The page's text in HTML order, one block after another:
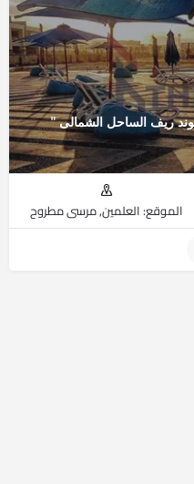
الموقع: العلمين, مرسى مطروح